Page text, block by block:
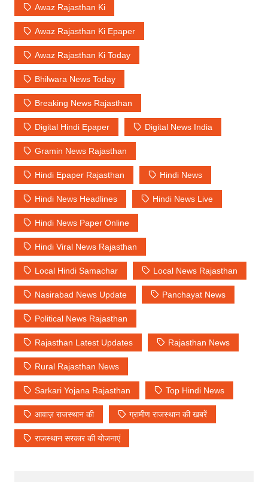
Awaz Rajasthan Ki
Awaz Rajasthan Ki Epaper
Awaz Rajasthan Ki Today
Bhilwara News Today
Breaking News Rajasthan
Digital Hindi Epaper Digital News India
Gramin News Rajasthan
Hindi Epaper Rajasthan Hindi News
Hindi News Headlines Hindi News Live
Hindi News Paper Online
Hindi Viral News Rajasthan
Local Hindi Samachar Local News Rajasthan
Nasirabad News Update Panchayat News
Political News Rajasthan
Rajasthan Latest Updates Rajasthan News
Rural Rajasthan News
Sarkari Yojana Rajasthan Top Hindi News
आवाज़ राजस्थान की ग्रामीण राजस्थान की खबरें
राजस्थान सरकार की योजनाएं